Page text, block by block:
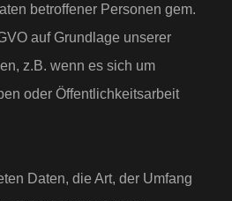
betroffener Personen gem.
auf Grundlage unserer
z.B. wenn es sich um
oder Öffentlichkeitsarbeit
Daten, die Art, der Umfang